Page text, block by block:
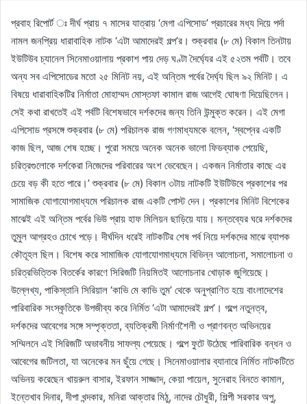
প্রবাহ রিপোর্ট ঃ দীর্ঘ প্রায় ৭ মাসের যাত্রায় ‘মেগা এপিসোড’ প্রচারের মধ্য দিয়ে পর্দা
নামল জনপ্রিয় ধারাবাহিক নাটক ‘এটা আমাদেরই গল্প’র। শুক্রবার (৮ মে) বিকাল তিনটায়
ইউটিউব চ্যানেল সিনেমাওয়ালায় প্রকাশ পায় দেড় ঘণ্টা দৈর্ঘ্যের এই ৫২তম পর্বটি। তবে
অন্য সব এপিসোডের মতো ২৫ মিনিট নয়, এই অন্তিম পর্বের দৈর্ঘ্য ছিল ৯২ মিনিট। এ
বিষয়ে ধারাবাহিকটির নির্মাতা মোহাম্মদ মোস্তফা কামাল রাজ আগেই ঘোষণা দিয়েছিলেন।
সেই কথা রাখতেই এই পর্বটি বিশেষভাবে দর্শকদের জন্য তিনি উন্মুক্ত করেন। এই মেগা
এপিসোড প্রসঙ্গে শুক্রবার (৮ মে) পরিচালক রাজ গণমাধ্যমকে বলেন, ‘স্বপ্নের একটি
কাজ ছিল, আজ শেষ হচ্ছে। পুরো সময়ে অনেক অনেক ভালো ফিডব্যাক পেয়েছি,
চরিত্রগুলোকে দর্শকেরা নিজেদের পরিবারের অংশ ভেবেছেন। একজন নির্মাতার কাছে এর
চেয়ে বড় কী হতে পারে।’ শুক্রবার (৮ মে) বিকাল ৩টায় নাটকটি ইউটিউবে প্রকাশের পর
সামাজিক যোগাযোগমাধ্যমে পরিচালক রাজ একটি পোস্ট দেন। প্রকাশের মিনিট বিশেকের
মাঝেই এই অন্তিম পর্বের ভিউ প্রায় হাফ মিলিয়ন ছাড়িয়ে যায়। মন্তব্যের ঘরে দর্শকদের
তুমুল আগ্রহও চোখে পড়ে। দীর্ঘদিন ধরেই নাটকটির শেষ পর্ব নিয়ে দর্শকদের মাঝে ব্যাপক
কৌতূহল ছিল। বিশেষ করে সামাজিক যোগাযোগমাধ্যমে বিভিন্ন আলোচনা, সমালোচনা ও
চরিত্রভিত্তিক বিতর্কের কারণে সিরিজটি নিয়মিতই আলোচনার খোড়াক জুগিয়েছে।
উল্লেখ্য, পাকিস্তানি সিরিয়াল ‘কাভি মে কাভি তুম’ থেকে অনুপ্রাণিত হয়ে বাংলাদেশের
পারিবারিক সংস্কৃতিকে উপজীব্য করে নির্মিত ‘এটা আমাদেরই গল্প’। গল্পে নতুনত্ব,
দর্শকদের আবেগের সঙ্গে সম্পৃক্ততা, ব্যতিক্রমী নির্মাণশৈলী ও প্রাণবন্ত অভিনয়ের
সম্মিলনে এই সিরিজটি অভাবনীয় সাফল্য পেয়েছে। গল্পে ফুটে উঠেছে পারিবারিক বন্ধন ও
আবেগের জটিলতা, যা অনেকের মন ছুঁয়ে গেছে। সিনেমাওয়ালার ব্যানারে নির্মিত নাটকটিতে
অভিনয় করেছেন খায়রুল বাসার, ইরফান সাজ্জাদ, কেয়া পায়েল, সুনেরাহ বিনতে কামাল,
ইন্তেখাব দিনার, দীপা খন্দকার, মনিরা আক্তার মিঠু, নাদের চৌধুরী, শিল্পী সরকার অপু,